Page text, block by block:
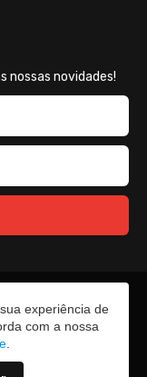
nossas novidades!
experiência de
com a nossa